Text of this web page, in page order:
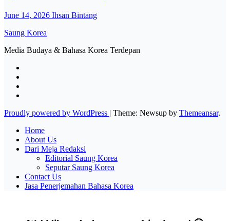
June 14, 2026 Ihsan Bintang
Saung Korea
Media Budaya & Bahasa Korea Terdepan
Proudly powered by WordPress | Theme: Newsup by Themeansar.
Home
About Us
Dari Meja Redaksi
Editorial Saung Korea
Seputar Saung Korea
Contact Us
Jasa Penerjemahan Bahasa Korea